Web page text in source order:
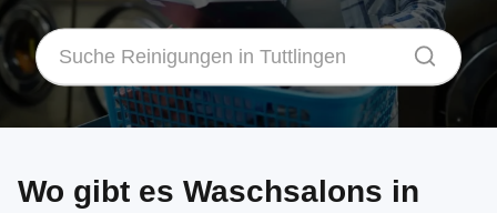
Wo gibt es Waschsalons in